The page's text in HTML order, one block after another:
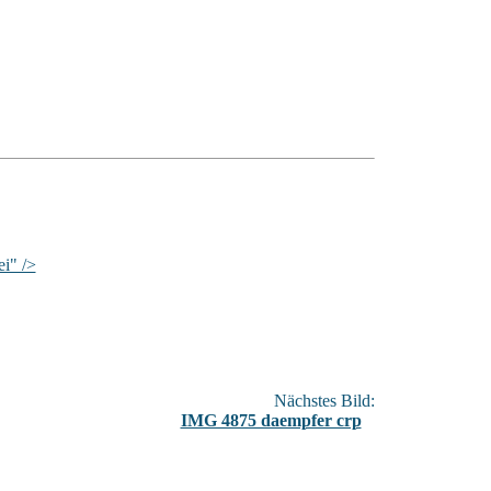
Nächstes Bild:
IMG 4875 daempfer crp